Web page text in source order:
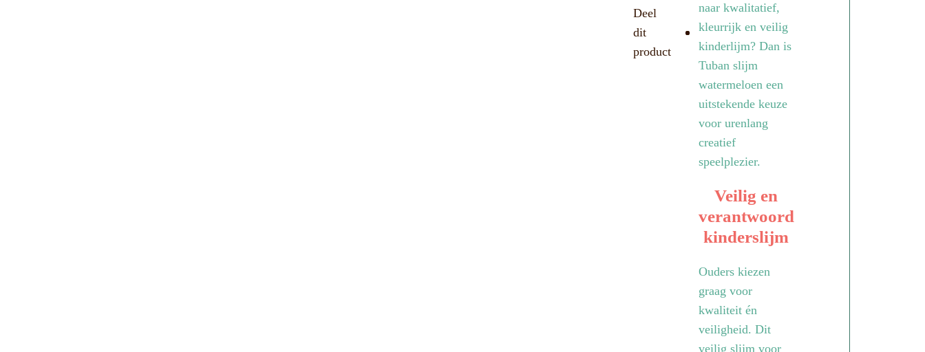
Deel
dit
product
naar kwalitatief,
kleurrijk en veilig
kinderlijm? Dan is
Tuban slijm
watermeloen een
uitstekende keuze
voor urenlang
creatief
speelplezier.
Veilig en
verantwoord
kinderslijm
Ouders kiezen
graag voor
kwaliteit én
veiligheid. Dit
veilig slijm voor